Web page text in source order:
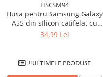
HSCSM94
Husa pentru Samsung Galaxy
A55 din sIlicon catifelat cu
interior din microfibra si
34,99 Lei
‼️ULTIMELE PRODUSE